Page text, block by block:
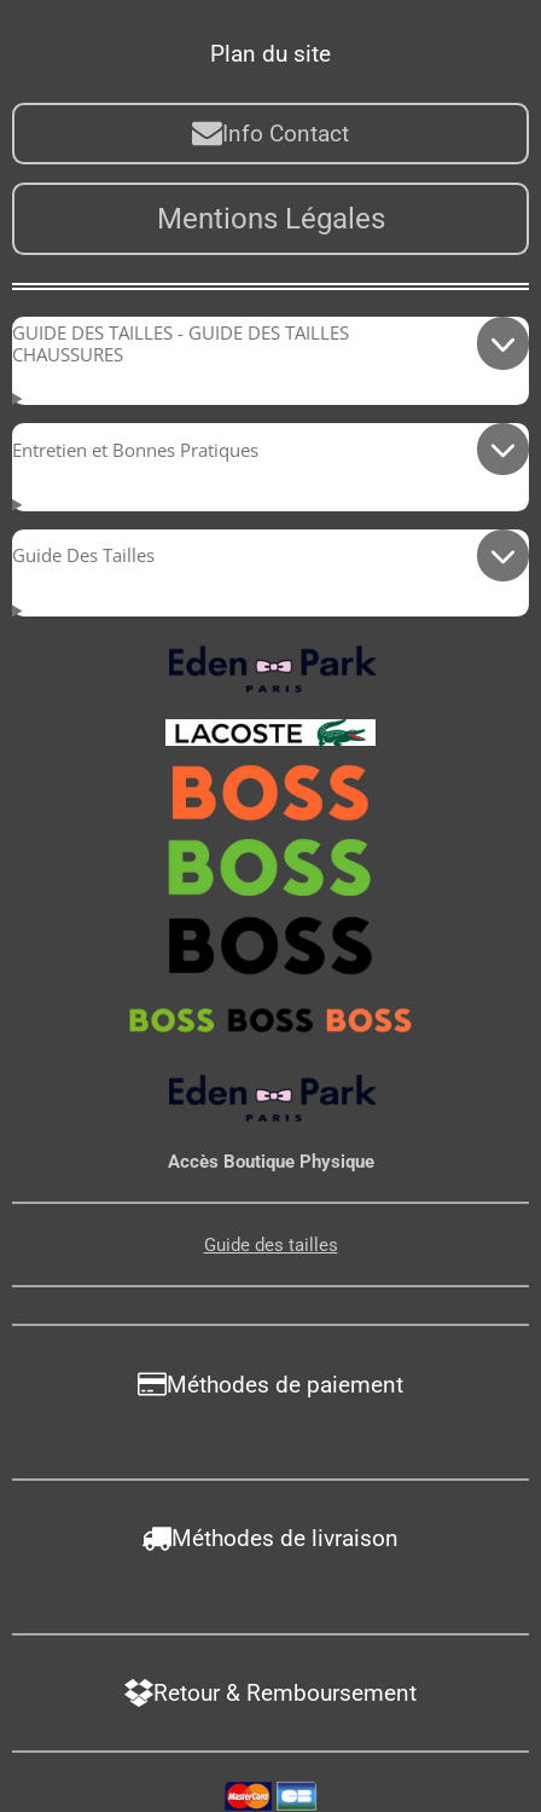
Plan du site
Info Contact
Mentions Légales
GUIDE DES TAILLES - GUIDE DES TAILLES
CHAUSSURES
Entretien et Bonnes Pratiques
Guide Des Tailles
Accès Boutique Physique
Guide des tailles
Méthodes de paiement
Méthodes de livraison
Retour & Remboursement